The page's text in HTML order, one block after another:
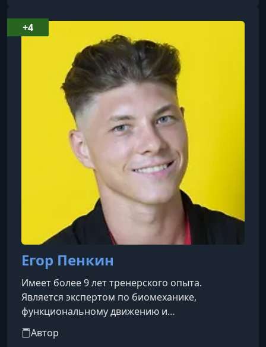
программы для похудения и поддержания
здоровья. FitStars предлагает как короткие
тренировки, так и полноценные фитнес-курсы,
которые можно выполнять дома без
специального оборудования. Все программы
разработаны опытными тренерами и вкл
Егор Пенкин
Имеет более 9 лет тренерского опыта.
Является экспертом по биомеханике,
функциональному движению и
восстановительным тренировкам. Помог
более 3000 подопечным за время своей
Автор
+4